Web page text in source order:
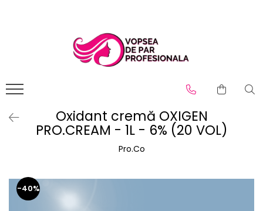
SHOT
Oxidant cremă OXIGEN
PRO.CREAM - 1L - 6% (20 VOL)
Pro.Co
-40%